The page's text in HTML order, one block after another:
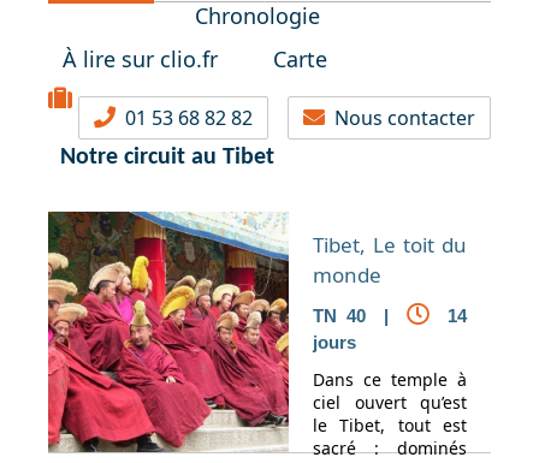
Chronologie
À lire sur clio.fr
Carte
01 53 68 82 82 Nous contacter
Notre circuit au Tibet
Tibet, Le toit du
monde
TN 40 |
14
jours
Dans ce temple à
ciel ouvert qu’est
le Tibet, tout est
sacré : dominés